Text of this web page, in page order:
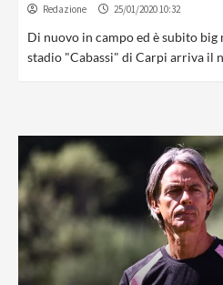
Redazione 25/01/2020 10:32
Di nuovo in campo ed è subito
stadio "Cabassi" di Carpi arriva il